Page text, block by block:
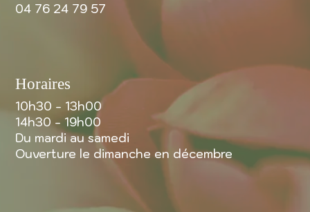
04 76 24 79 57
Horaires
10h30 - 13h00
14h30 - 19h00
Du mardi au samedi
Ouverture le dimanche en décembre